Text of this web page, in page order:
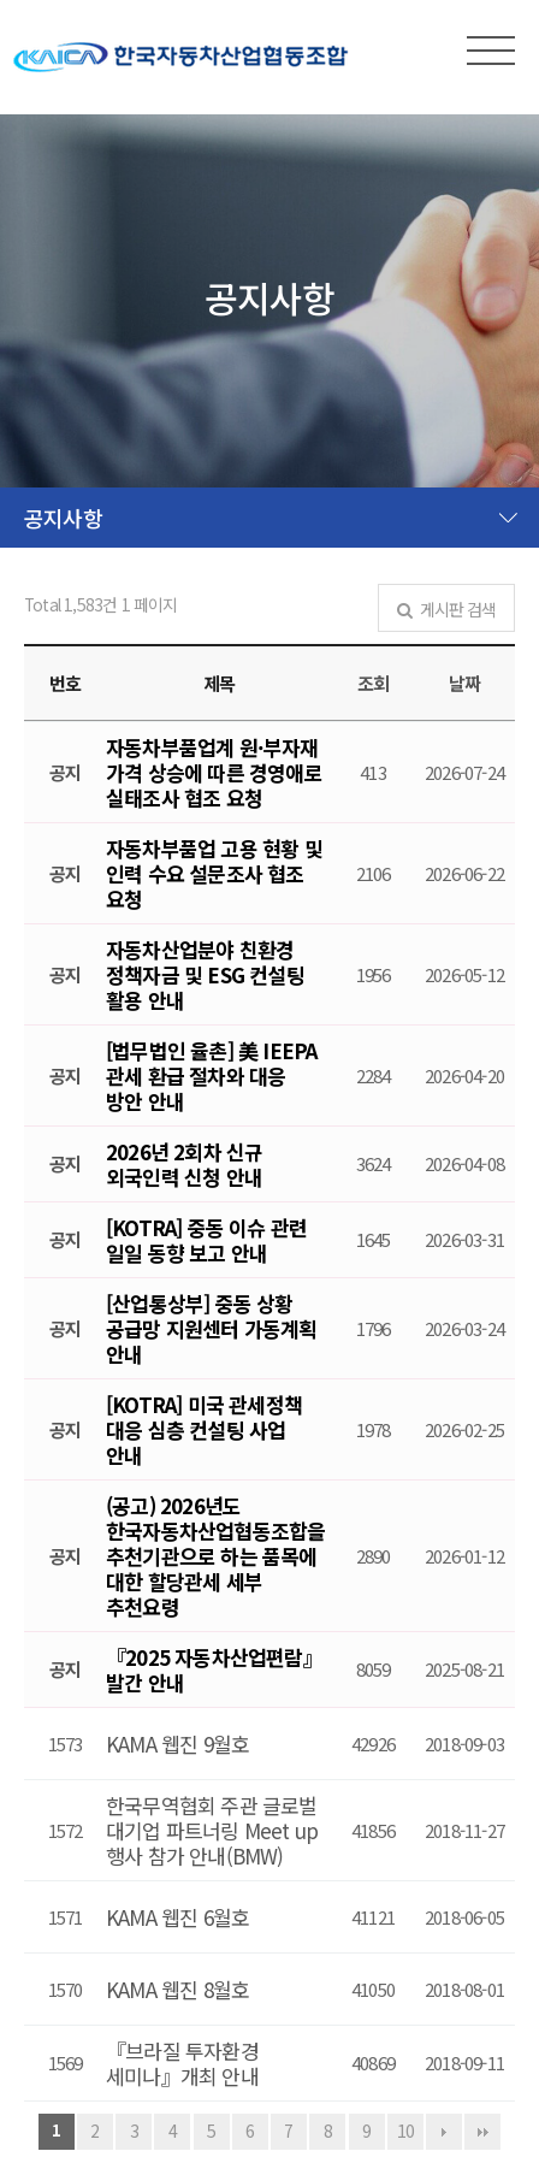
공지사항
공지사항
Total 1,583건 1 페이지 게시판 검색
번호 제목 조회 날짜
공지
자동차부품업계 원·부자재
가격 상승에 따른 경영애로
실태조사 협조 요청
413 2026-07-24
공지
자동차부품업 고용 현황 및
인력 수요 설문조사 협조
요청
2106 2026-06-22
공지
자동차산업분야 친환경
정책자금 및 ESG 컨설팅
활용 안내
1956 2026-05-12
공지
[법무법인 율촌] 美 IEEPA
관세 환급 절차와 대응
방안 안내
2284 2026-04-20
공지
2026년 2회차 신규
외국인력 신청 안내
3624 2026-04-08
공지
[KOTRA] 중동 이슈 관련
일일 동향 보고 안내
1645 2026-03-31
공지
[산업통상부] 중동 상황
공급망 지원센터 가동계획
안내
1796 2026-03-24
공지
[KOTRA] 미국 관세정책
대응 심층 컨설팅 사업
안내
1978 2026-02-25
공지
(공고) 2026년도
한국자동차산업협동조합을
추천기관으로 하는 품목에
대한 할당관세 세부
추천요령
2890 2026-01-12
공지
『2025 자동차산업편람』
발간 안내
8059 2025-08-21
1573 KAMA 웹진 9월호 42926 2018-09-03
1572
한국무역협회 주관 글로벌
대기업 파트너링 Meet up
행사 참가 안내(BMW)
41856 2018-11-27
1571 KAMA 웹진 6월호 41121 2018-06-05
1570 KAMA 웹진 8월호 41050 2018-08-01
1569
『브라질 투자환경
세미나』개최 안내
40869 2018-09-11
1 2 3 4 5 6 7 8 9 10